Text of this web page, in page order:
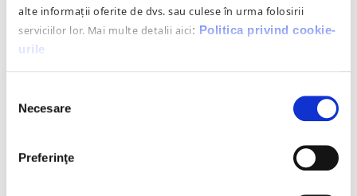
alte informații oferite de dvs. sau culese în urma folosirii
serviciilor lor. Mai multe detalii aici: Politica privind cookie-
urile
consimțământului
Necesare
Preferinţe